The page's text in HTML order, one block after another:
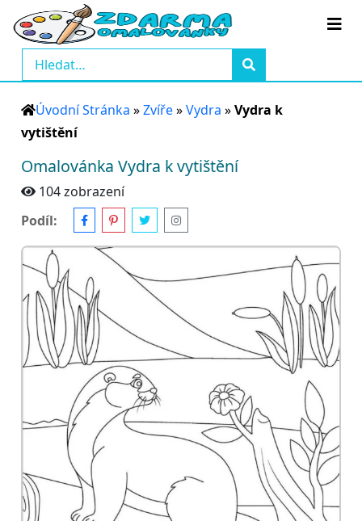
Úvodní Stránka »Zvíře»Vydra »Vydra k
vytištění
Omalovánka Vydra k vytištění
104 zobrazení
Podíl: